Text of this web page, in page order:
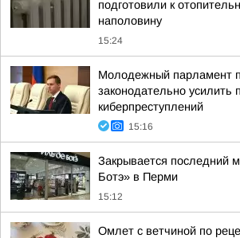
подготовили к
наполовину
15:24
Молодежный парламент
законодательно усилить
киберпреступлений
15:16
Закрывается последний
Ботэ» в Перми
15:12
Омлет с ветчиной по